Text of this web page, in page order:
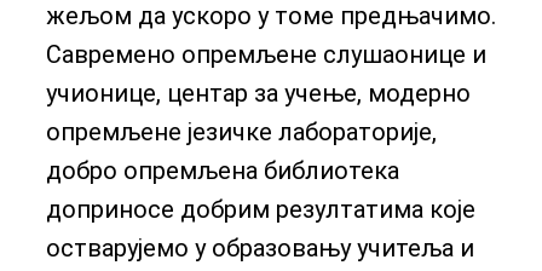
жељом да ускоро у томе предњачимо.
Савремено опремљене слушаонице и
учионице, центар за учење, модерно
опремљене језичке лабораторије,
добро опремљена библиотека
доприносе добрим резултатима које
остварујемо у образовању учитеља и